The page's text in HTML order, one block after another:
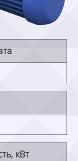
кВт